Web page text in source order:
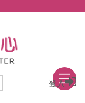
尋 登入